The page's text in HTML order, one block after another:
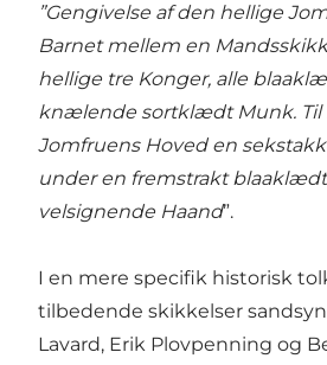
”Gengivelse af den hellige
Barnet mellem en
hellige tre Konger, alle
knælende sortklædt Munk. Til
Jomfruens Hoved en
under en fremstrakt
velsignende Haand”.
I en mere specifik historisk
tilbedende skikkelser
Lavard, Erik Plovpenning og